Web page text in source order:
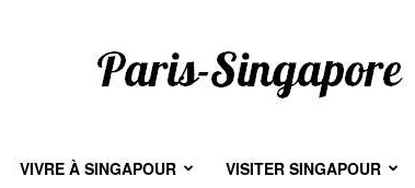
Paris-
VIVRE À SINGAPOUR VISITER SINGAPOUR